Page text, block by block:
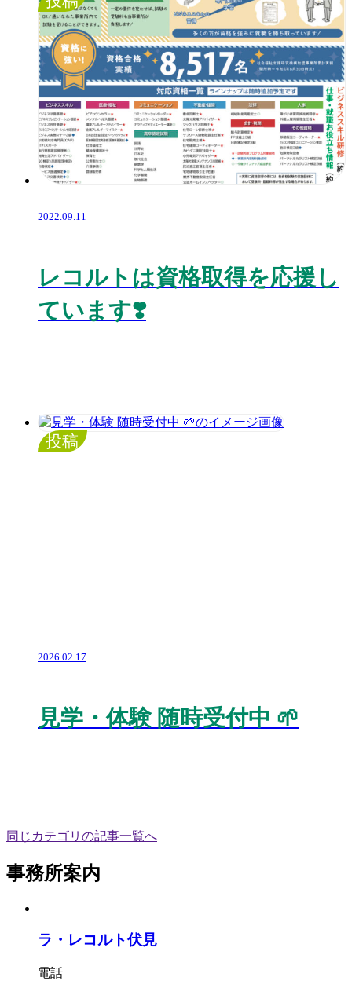
2022.09.11
レコルトは資格取得を応援し
ています❣️
投稿
2026.02.17
見学・体験 随時受付中 🌱
同じカテゴリの記事⼀覧へ
事務所案内
ラ・レコルト伏見
電話